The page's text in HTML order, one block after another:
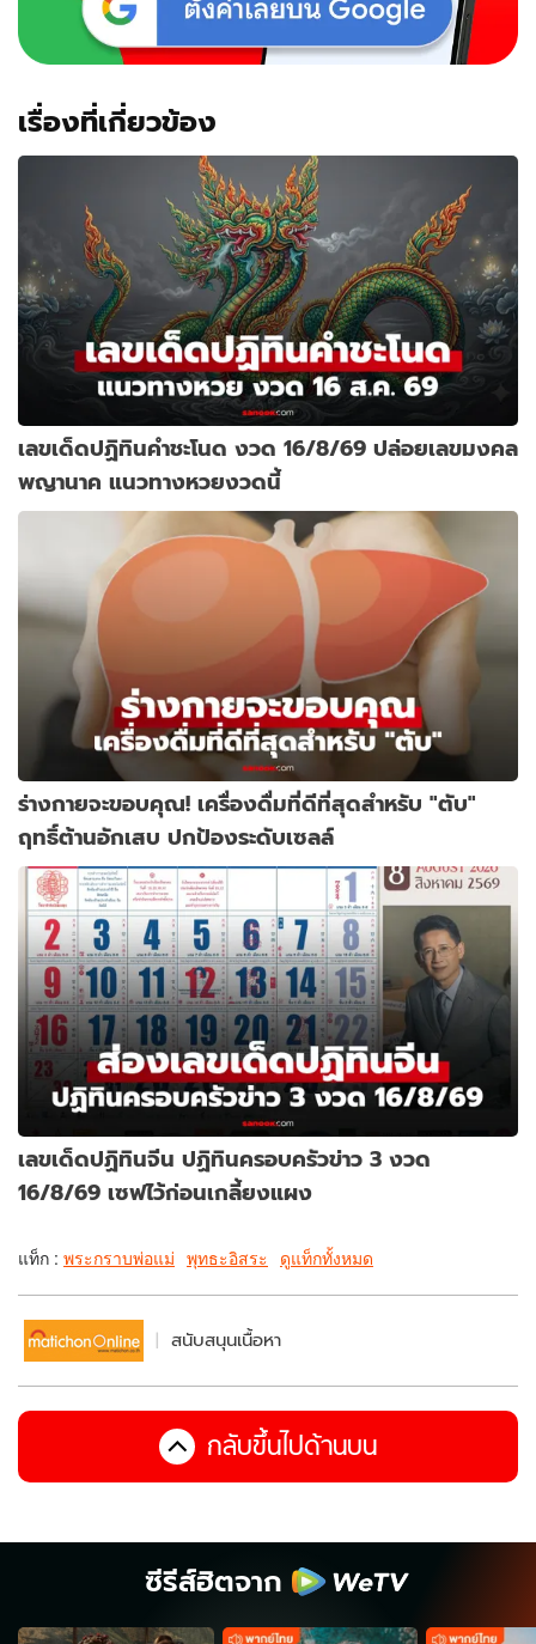
เรื่องที่เกี่ยวข้อง
เลขเด็ดปฏิทินคำชะโนด งวด 16/8/69 ปล่อยเลขมงคล
พญานาค แนวทางหวยงวดนี้
ร่างกายจะขอบคุณ! เครื่องดื่มที่ดีที่สุดสำหรับ "ตับ"
ฤทธิ์ต้านอักเสบ ปกป้องระดับเซลล์
เลขเด็ดปฏิทินจีน ปฏิทินครอบครัวข่าว 3 งวด
16/8/69 เซฟไว้ก่อนเกลี้ยงแผง
แท็ก : พระกราบพ่อแม่ พุทธะอิสระ ดูแท็กทั้งหมด
สนับสนุนเนื้อหา
กลับขึ้นไปด้านบน
ซีรีส์ฮิตจาก